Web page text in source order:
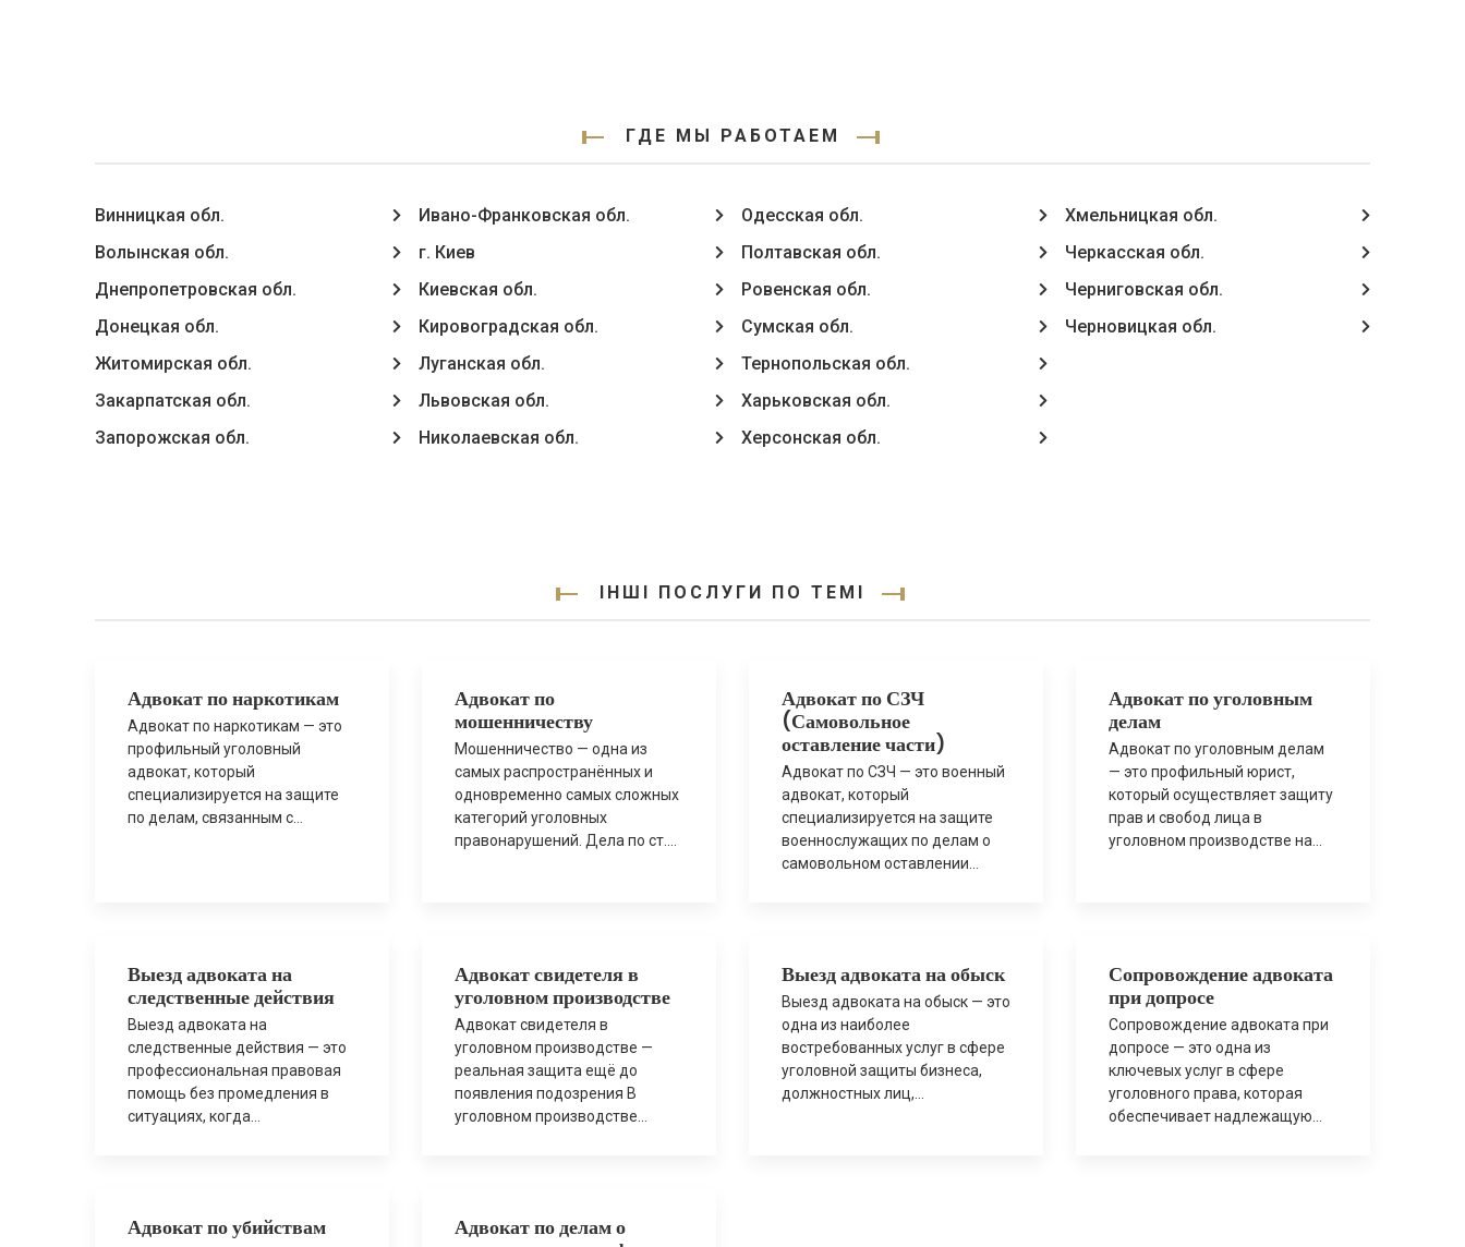
ГДЕ МЫ РАБОТАЕМ
Винницкая обл.
Волынская обл.
Днепропетровская обл.
Донецкая обл.
Житомирская обл.
Закарпатская обл.
Запорожская обл.
Ивано-Франковская обл.
г. Киев
Киевская обл.
Кировоградская обл.
Луганская обл.
Львовская обл.
Николаевская обл.
Одесская обл.
Полтавская обл.
Ровенская обл.
Сумская обл.
Тернопольская обл.
Харьковская обл.
Херсонская обл.
Хмельницкая обл.
Черкасская обл.
Черниговская обл.
Черновицкая обл.
ІНШІ ПОСЛУГИ ПО ТЕМІ
Адвокат по наркотикам
Адвокат по наркотикам — это
профильный уголовный
адвокат, который
специализируется на защите
по делам, связанным с
поскольку
правоохранительные органы
часто применяют жёсткие
процессуальные меры, а
санкции статей
предусматривают реальные
сроки лишения свободы.
Адвокат по
мошенничеству
Мошенничество — одна из
самых распространённых и
одновременно самых сложных
категорий уголовных
правонарушений. Дела по ст.
попытками
переквалифицировать
гражданско-правовые споры в
уголовные. Именно поэтому
адвокат по мошенничеству
должен привлекаться как
можно раньше — ещё на этапе
Адвокат по СЗЧ
(Самовольное
оставление части)
Адвокат по СЗЧ — это военный
адвокат, который
специализируется на защите
военнослужащих по делам о
самовольном оставлении
требуют немедленного
профессионального
юридического вмешательства,
особенно в условиях военного
положения. Самовольное
оставление части (СЗЧ) может
Адвокат по уголовным
делам
Адвокат по уголовным делам
— это профильный юрист,
который осуществляет защиту
прав и свобод лица в
уголовном производстве на
Уголовные дела относятся к
самым сложным категориям
права, поскольку
последствием ошибки может
стать реальное лишение
свободы, судимость, арест
имущества или утрата […]
Выезд адвоката на
следственные действия
Выезд адвоката на
следственные действия — это
профессиональная правовая
помощь без промедления в
ситуациях, когда
Присутствие адвоката с
Адвокат свидетеля в
уголовном производстве
Адвокат свидетеля в
уголовном производстве —
реальная защита ещё до
появления подозрения В
уголовном производстве
всего начинается
Выезд адвоката на обыск
Выезд адвоката на обыск — это
одна из наиболее
востребованных услуг в сфере
уголовной защиты бизнеса,
должностных лиц,
Сопровождение адвоката
при допросе
Сопровождение адвоката при
допросе — это одна из
ключевых услуг в сфере
уголовного права, которая
обеспечивает надлежащую
Адвокат по убийствам
Адвокат по делам о